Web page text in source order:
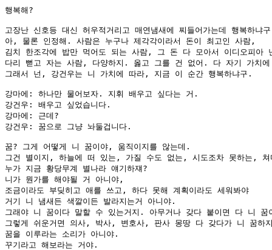
행복해?
고장난 신호등 대신 허우적거리고 매연냄새에 찌들어가는데 행복하냐
아, 물론 인정해. 사람은 누구나 제각각이라서 돈이 최고인 사람,
김치 한조각에 밥만 먹어도 되는 사람, 그 돈 다 모아서 이디오피아
다리 뻗고 자는 사람, 다양하지. 옳고 그를 건 없어. 다 자기 가치
그래서 넌, 강건우는 니 가치에 따라, 지금 이 순간 행복하냐구.
강마에: 하나만 물어보자. 지휘 배우고 싶다는 거.
강건우: 배우고 싶었습니다.
강마에: 근데?
강건우: 꿈으로 그냥 놔둘겁니다.
꿈? 그게 어떻게 니 꿈이야, 움직이지를 않는데.
그건 별이지, 하늘에 떠 있는, 가질 수도 없는, 시도조차 못하는,
누가 지금 황당무계 별나라 얘기하쟤?
니가 뭔가를 해야될 거 아니야,
조금이라도 부딪히고 애를 쓰고, 하다 못해 계획이라도 세워봐야
거기 니 냄새든 색깔이든 발라지는거 아니야.
그래야 니 꿈이다 말할 수 있는거지. 아무거나 갖다 붙이면 다 니 꿈
그렇게 쉬운거면 의사, 박사, 변호사, 판사 몽땅 다 갖다가 니 꿈하
꿈을 이루라는 소리가 아니야.
꾸기라고 해보라는 거야.